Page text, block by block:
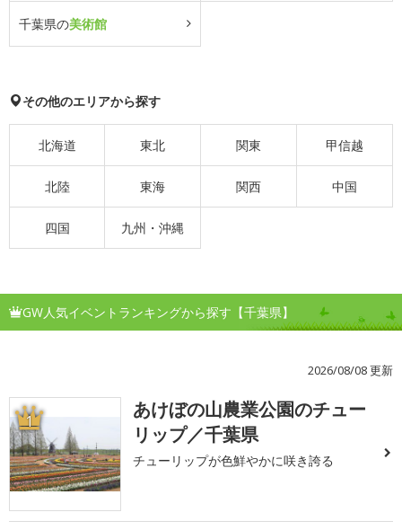
千葉県の美術館
その他のエリアから探す
北海道 東北 関東 甲信越
北陸 東海 関西 中国
四国 九州・沖縄
GW人気イベントランキングから探す【千葉県】
2026/08/08 更新
1
あけぼの山農業公園のチュー
リップ／千葉県
チューリップが色鮮やかに咲き誇る